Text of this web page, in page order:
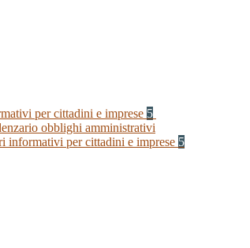
per cittadini e imprese 5
obblighi amministrativi
informativi per cittadini e imprese 5